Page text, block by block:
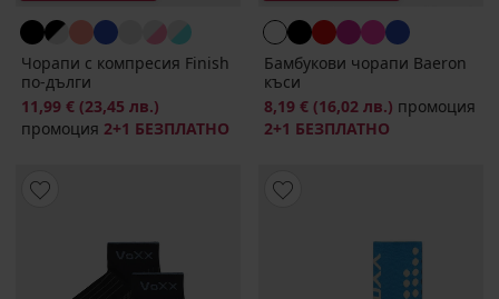
Чорапи с компресия Finish
по-дълги
11,99 € (23,45 лв.)
промоция 2+1 БЕЗПЛАТНО
Бамбукови чорапи Baeron
къси
8,19 € (16,02 лв.) промоция
2+1 БЕЗПЛАТНО